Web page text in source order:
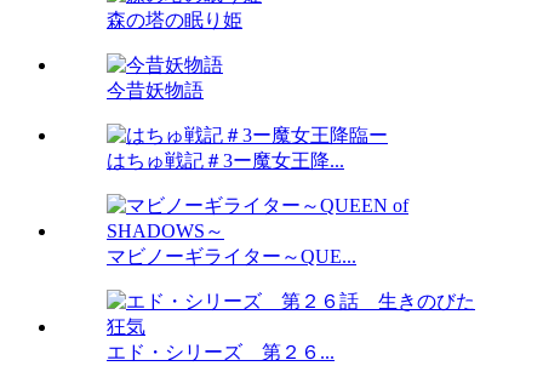
森の塔の眠り姫
今昔妖物語
はちゅ戦記＃3ー魔女王降...
マビノーギライター～QUE...
エド・シリーズ 第２６...